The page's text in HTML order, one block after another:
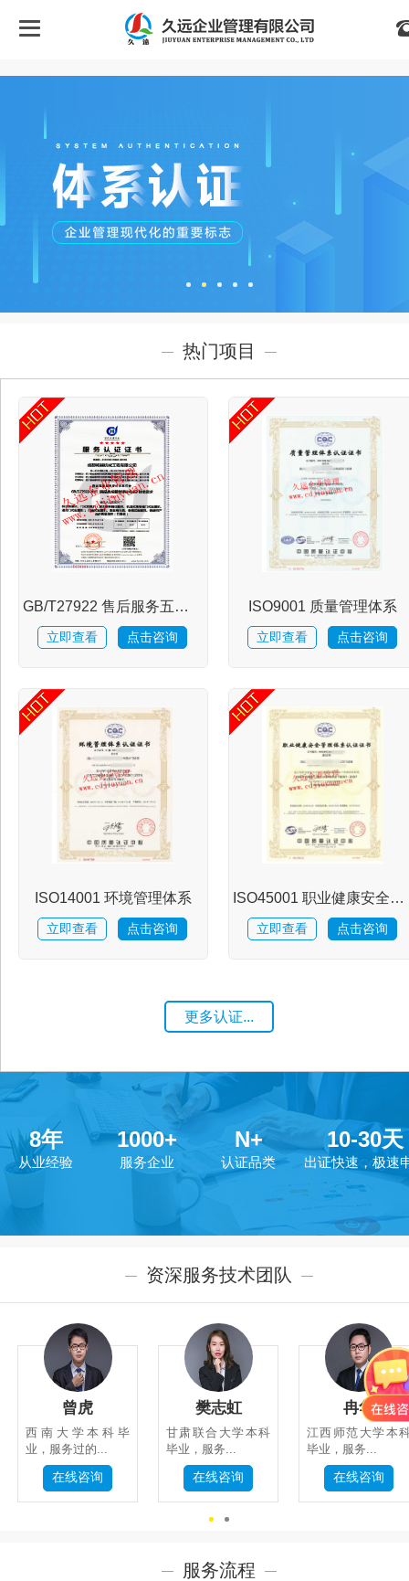
招
聘
热门项目
GB/T27922 售后服务五星评价
立即查看 点击咨询
ISO9001 质量管理体系
立即查看 点击咨询
ISO14001 环境管理体系
立即查看 点击咨询
ISO45001 职业健康安全管理体系
立即查看 点击咨询
更多认证...
8年
从业经验
1000+
服务企业
N+
认证品类
10-30天
出证快速，极速
资深服务技术团队
曾虎
西南大学本科毕
业，服务过的...
在线咨询
樊志虹
甘肃联合大学本科
毕业，服务...
在线咨询
冉华
江西师范大学本
毕业，服务...
在线咨询
服务流程